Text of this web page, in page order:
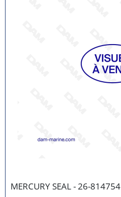
MERCURY SEAL - 26-814754